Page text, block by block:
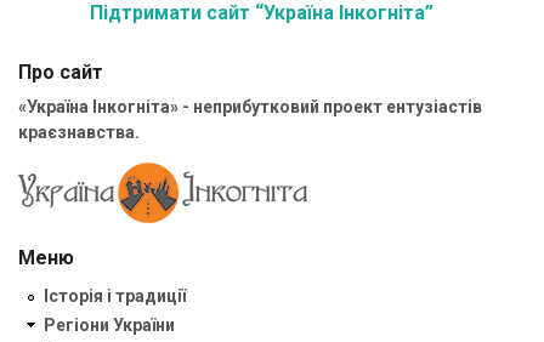
Підтримати сайт “Україна Інкогніта”
Про сайт
«Україна Інкогніта» - неприбутковий проект ентузіастів
краєзнавства.
Меню
Історія і традиції
Регіони України